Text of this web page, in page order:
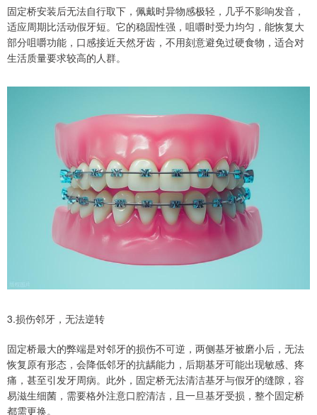
固定桥安装后无法自行取下，佩戴时异物感极轻，几乎不影响发音，
适应周期比活动假牙短。它的稳固性强，咀嚼时受力均匀，能恢复大
部分咀嚼功能，口感接近天然牙齿，不用刻意避免过硬食物，适合对
生活质量要求较高的人群。
3.损伤邻牙，无法逆转
固定桥最大的弊端是对邻牙的损伤不可逆，两侧基牙被磨小后，无法
恢复原有形态，会降低邻牙的抗龋能力，后期基牙可能出现敏感、疼
痛，甚至引发牙周病。此外，固定桥无法清洁基牙与假牙的缝隙，容
易滋生细菌，需要格外注意口腔清洁，且一旦基牙受损，整个固定桥
都需更换。